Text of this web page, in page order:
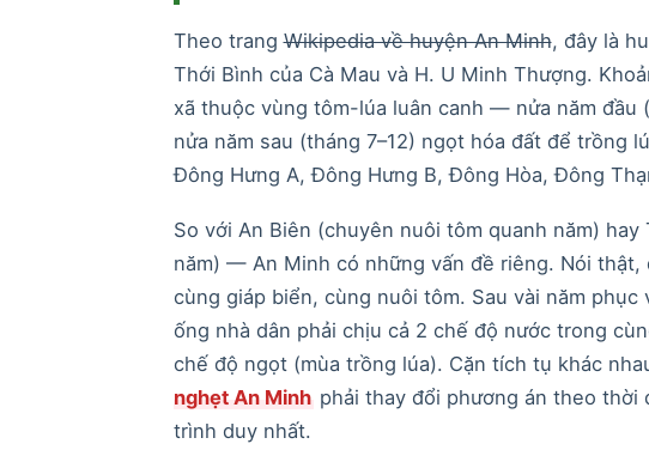
Theo trangWikipedia về huyện An Minh, đây là
Thới Bình của Cà Mau và H. U Minh Thượng.
xã thuộc vùng tôm-lúa luân canh — nửa năm đầu
nửa năm sau (tháng 7–12) ngọt hóa đất để trồng
Đông Hưng A, Đông Hưng B, Đông Hòa, Đông
So với An Biên (chuyên nuôi tôm quanh năm)
năm) — An Minh có những vấn đề riêng. Nói
cùng giáp biển, cùng nuôi tôm. Sau vài năm
ống nhà dân phải chịu cả 2 chế độ nước trong
chế độ ngọt (mùa trồng lúa). Cặn tích tụ khác
nghẹt An Minh phải thay đổi phương án theo
trình duy nhất.